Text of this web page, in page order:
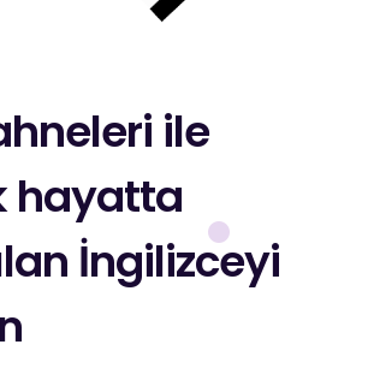
ile
hayatta
İngilizceyi